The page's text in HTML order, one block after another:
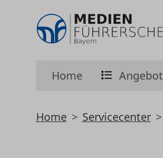
Home Angebot
Home Servicecenter